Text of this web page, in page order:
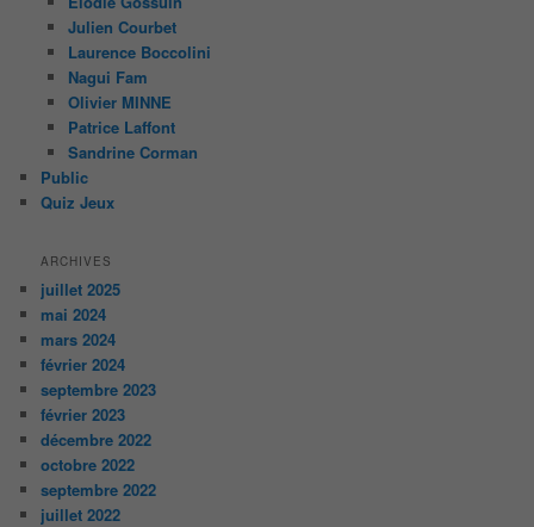
Julien Courbet
Laurence Boccolini
Nagui Fam
Olivier MINNE
Patrice Laffont
Sandrine Corman
Public
Quiz Jeux
ARCHIVES
juillet 2025
mai 2024
mars 2024
février 2024
septembre 2023
février 2023
décembre 2022
octobre 2022
septembre 2022
juillet 2022